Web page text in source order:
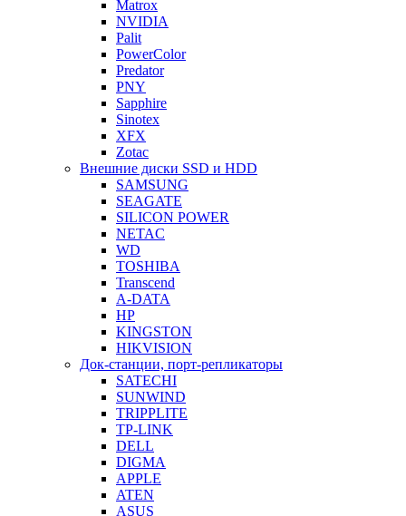
Matrox
NVIDIA
Palit
PowerColor
Predator
PNY
Sapphire
Sinotex
XFX
Zotac
Внешние диски SSD и HDD
SAMSUNG
SEAGATE
SILICON POWER
NETAC
WD
TOSHIBA
Transcend
A-DATA
HP
KINGSTON
HIKVISION
Док-станции, порт-репликаторы
SATECHI
SUNWIND
TRIPPLITE
TP-LINK
DELL
DIGMA
APPLE
ATEN
ASUS